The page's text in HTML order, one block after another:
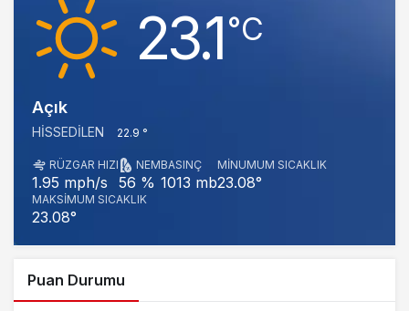
23.1‎°C
Açık
HISSEDILEN 22.9 °
RÜZGAR HIZI
1.95 mph/s
NEM
56 %
BASINÇ
1013 mb
MINUMUM SICAKLIK
23.08°
MAKSIMUM SICAKLIK
23.08°
Puan Durumu